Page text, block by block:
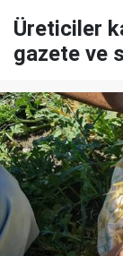
Üreticiler
gazete ve